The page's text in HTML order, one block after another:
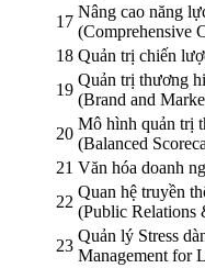
17
Nâng cao năng
(Comprehensive
18 Quản trị chiến
19
Quản trị thương
(Brand and
20
Mô hình quản trị
(Balanced
21 Văn hóa doanh
22
Quan hệ truyền
(Public Relations
23
Quản lý Stress
Management for